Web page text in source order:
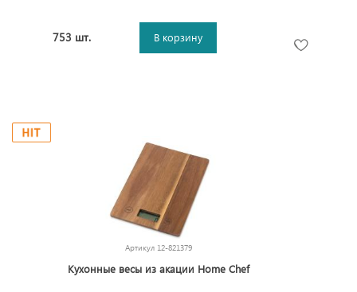
753 шт. В корзину
Артикул 12-821379
Кухонные весы из акации Home Chef